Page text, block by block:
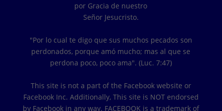
por Gracia de nuestro
Señor Jesucristo.
"Por lo cual te digo que sus muchos pecados son
perdonados, porque amó mucho; mas al que se
perdona poco, poco ama". (Luc. 7:47)
This site is not a part of the Facebook website or
Facebook Inc. Additionally, This site is NOT endorsed
by Facebook in any way. FACEBOOK is a trademark of